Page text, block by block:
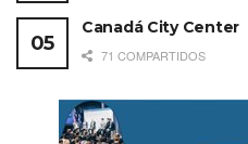
Canadá City Center
71 COMPARTIDOS